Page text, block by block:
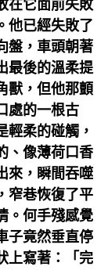
在它面前失敗
他已經失敗了
盤，車頭朝著
最後的溫柔提
獸，但他那顫
處的一根古
輕柔的碰觸，
、像薄荷口香
來，瞬間吞噬
窄巷恢復了平
。何手殘感覺
子竟然垂直停
上寫著：「完